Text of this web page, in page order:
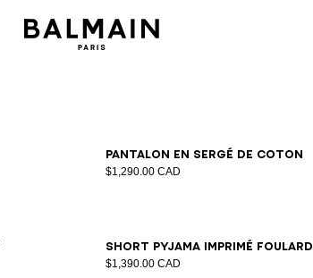
Pantalon en sergé de coton
$1,290.00 CAD
46485052 54
Short pyjama imprimé Foulard
$1,390.00 CAD
XSSMLXL 2XL